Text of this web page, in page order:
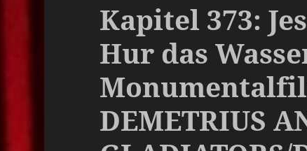
Kapitel 373:
Hur das
DEMETRIUS